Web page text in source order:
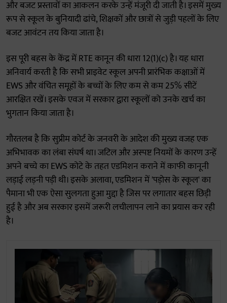
और बजट प्रस्तावों का आकलन करके उन्हें मंजूरी दी जाती है। इसमें मुख्य
रूप से स्कूल के बुनियादी ढांचे, शिक्षकों और छात्रों से जुड़ी पहलों के लिए
बजट आवंटन तय किया जाता है।
इस पूरी बहस के केंद्र में RTE कानून की धारा 12(1)(c) है। यह धारा
अनिवार्य करती है कि सभी प्राइवेट स्कूल अपनी प्रारंभिक कक्षाओं में
EWS और वंचित समूहों के बच्चों के लिए कम से कम 25% सीटें
आरक्षित रखें। इसके एवज में सरकार द्वारा स्कूलों को उनके खर्च का
भुगतान किया जाता है।
गौरतलब है कि सुप्रीम कोर्ट के जनवरी के आदेश की मुख्य वजह एक
अभिभावक का लंबा संघर्ष था। जटिल और अस्पष्ट नियमों के कारण उन्हें
अपने बच्चे का EWS कोटे के तहत एडमिशन कराने में काफी कानूनी
लड़ाई लड़नी पड़ी थी। इसके अलावा, एडमिशन में 'पड़ोस के स्कूल' का
पैमाना भी एक ऐसा सुलगता हुआ मुद्दा है जिस पर लगातार बहस छिड़ी
हुई है और अब सरकार इसमें जरूरी लचीलापन लाने का प्रयास कर रही
है।